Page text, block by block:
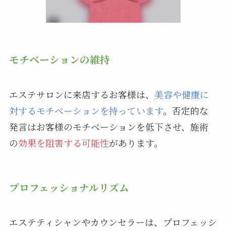
モチベーションの維持
エステサロンに来店するお客様は、 美容や健康に
対するモチベーションを持っています。否定的な
発言はお客様のモチベーションを低下させ、施術
の効果を阻害する可能性があります。
プロフェッショナルリズム
エステティシャンやカウンセラーは、プロフェッシ